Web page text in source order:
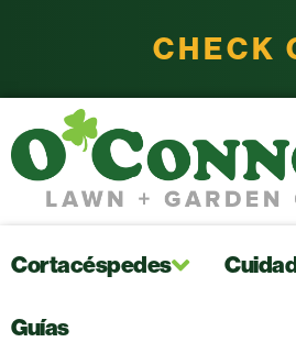
CHECK
Cortacéspedes
Guías